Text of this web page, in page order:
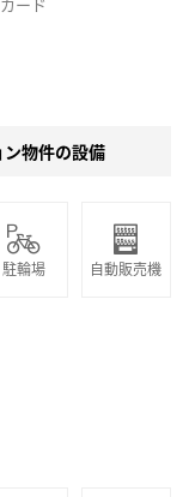
物件の設備
駐輪場 自動販売機